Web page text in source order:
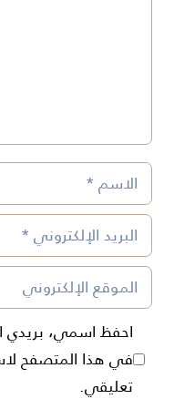
الاسم
البريد
الإلكتروني
الموقع
الإلكتروني
احفظ اسمي، بريدي
في هذا المتصفح
تعليقي.